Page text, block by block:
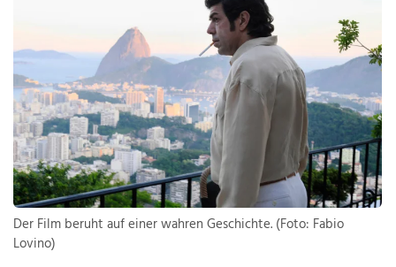
Der Film beruht auf einer wahren Geschichte. (Foto: Fabio
Lovino)